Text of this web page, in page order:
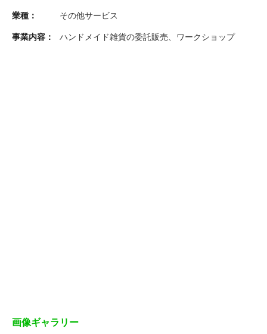
業種： その他サービス
事業内容： ハンドメイド雑貨の委託販売、ワークショップ
画像ギャラリー